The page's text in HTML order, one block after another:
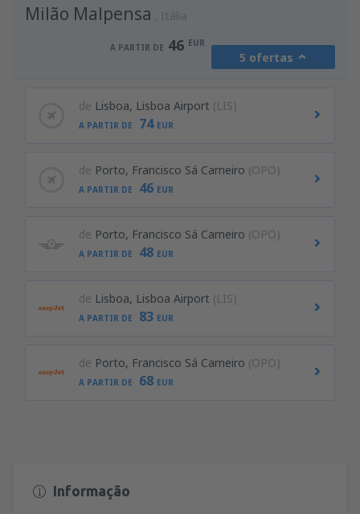
Milão Malpensa Itália
A PARTIR DE 46 EUR
5 ofertas
de Lisboa, Lisboa Airport (LIS)
A PARTIR DE 74 EUR
de Porto, Francisco Sá Carneiro (OPO)
A PARTIR DE 46 EUR
de Porto, Francisco Sá Carneiro (OPO)
A PARTIR DE 48 EUR
de Lisboa, Lisboa Airport (LIS)
A PARTIR DE 83 EUR
de Porto, Francisco Sá Carneiro (OPO)
A PARTIR DE 68 EUR
Informação